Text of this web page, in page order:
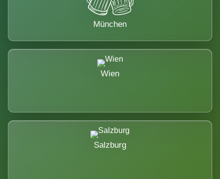
München
Wien
Salzburg